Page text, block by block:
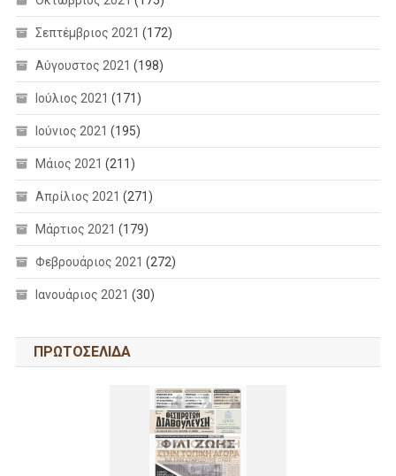
Σεπτέμβριος 2021 (172)
Αύγουστος 2021 (198)
Ιούλιος 2021 (171)
Ιούνιος 2021 (195)
Μάιος 2021 (211)
Απρίλιος 2021 (271)
Μάρτιος 2021 (179)
Φεβρουάριος 2021 (272)
Ιανουάριος 2021 (30)
ΠΡΩΤΟΣΕΛΙΔΑ